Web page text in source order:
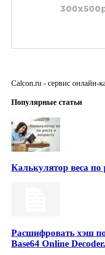
Calcon.ru - сервис онлайн-
Популярные статьи
Калькулятор веса по
Расшифровать хэш
Base64 Online Decoder.